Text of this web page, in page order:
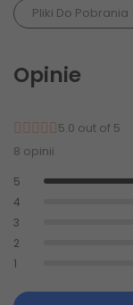
Pliki Do Pobrania
Opinie
5.0 out of 5
8 opinii
5
4
3
2
1